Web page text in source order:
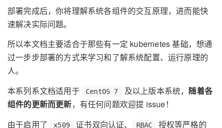
部署完成后，你将理解系统各组件的交互原理，进而能快
速解决实际问题。
所以本文档主要适合于那些有一定 kubernetes 基础，想通
过一步步部署的方式来学习和了解系统配置、运行原理的
人。
本系列系文档适用于
CentOS 7 及以上版本系统， 随着各
组件的更新而更新，有任何问题欢迎提 issue！
由于启用了
x509 证书双向认证、 RBAC 授权等严格的